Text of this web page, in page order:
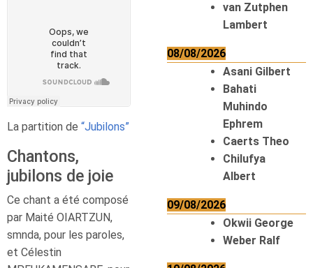
La partition de “Jubilons”
Chantons,
jubilons de joie
Ce chant a été composé
par Maité OIARTZUN,
smnda, pour les paroles,
et Célestin
van Zutphen
Lambert
08/08/2026
Asani Gilbert
Bahati
Muhindo
Ephrem
Caerts Theo
Chilufya
Albert
09/08/2026
Okwii George
Weber Ralf